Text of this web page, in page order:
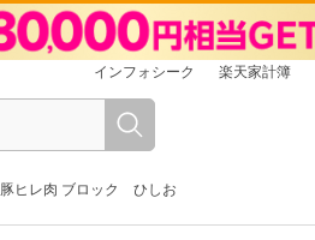
インフォシーク 楽天家計簿
豚ヒレ肉 ブロック ひしお